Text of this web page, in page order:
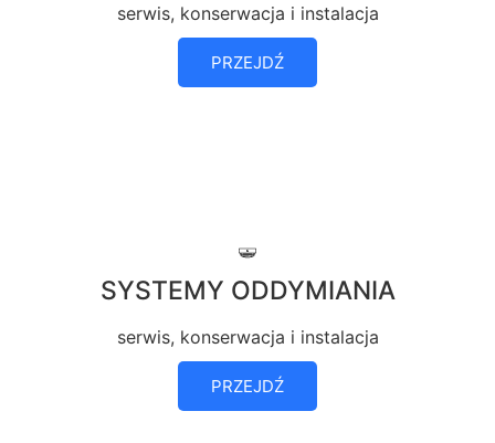
serwis, konserwacja i instalacja
PRZEJDŹ
SYSTEMY ODDYMIANIA
serwis, konserwacja i instalacja
PRZEJDŹ